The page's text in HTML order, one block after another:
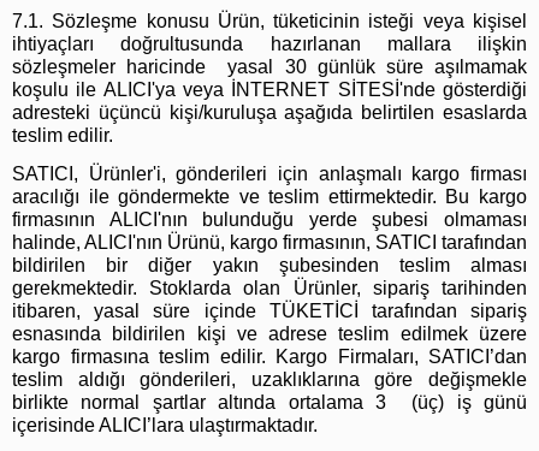
7.1. Sözleşme konusu Ürün, tüketicinin isteği veya kişisel
ihtiyaçları doğrultusunda hazırlanan mallara ilişkin
sözleşmeler haricinde yasal 30 günlük süre aşılmamak
koşulu ile ALICI'ya veya İNTERNET SİTESİ'nde gösterdiği
adresteki üçüncü kişi/kuruluşa aşağıda belirtilen esaslarda
teslim edilir.
SATICI, Ürünler'i, gönderileri için anlaşmalı kargo firması
aracılığı ile göndermekte ve teslim ettirmektedir. Bu kargo
firmasının ALICI'nın bulunduğu yerde şubesi olmaması
halinde, ALICI'nın Ürünü, kargo firmasının, SATICI tarafından
bildirilen bir diğer yakın şubesinden teslim alması
gerekmektedir. Stoklarda olan Ürünler, sipariş tarihinden
itibaren, yasal süre içinde TÜKETİCİ tarafından sipariş
esnasında bildirilen kişi ve adrese teslim edilmek üzere
kargo firmasına teslim edilir. Kargo Firmaları, SATICI’dan
teslim aldığı gönderileri, uzaklıklarına göre değişmekle
birlikte normal şartlar altında ortalama 3 (üç) iş günü
içerisinde ALICI’lara ulaştırmaktadır.